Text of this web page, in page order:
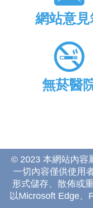
網站意見
無菸醫
© 2023 本網站內容
一切內容僅供使用
形式儲存、散佈或
以Microsoft Edge、